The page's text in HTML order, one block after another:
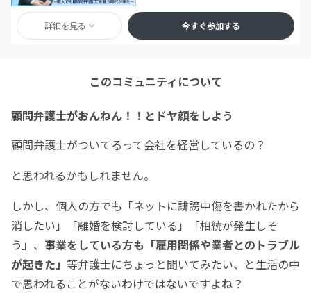
詳細を見る 今すぐ参加する
このコミュニティについて
顧問弁護士がおんねん！！とドヤ顔をしよう
顧問弁護士がついてるって会社を経営しているの？
と思われるかもしれません。
しかし、個人の方でも「ネットに誹謗中傷を書かれたから
消したい」「離婚を検討している」「相続が発生しそ
う」、 事業をしている方も「雇用関係や業者とのトラブル
が起きた」 等弁護士にちょっと聞いてみたい、と生活の中
で思われることがないわけではないですよね？